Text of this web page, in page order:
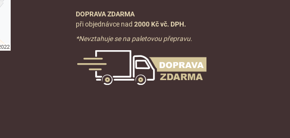
DOPRAVA ZDARMA
při objednávce nad 2000 Kč vč. DPH.
*Nevztahuje se na paletovou přepravu.